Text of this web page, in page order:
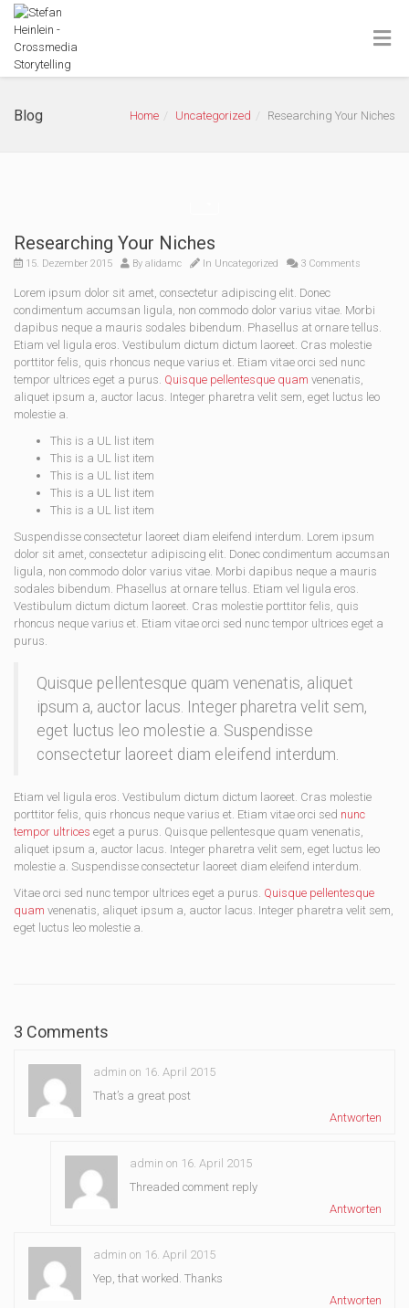
Blog Home Uncategorized Researching Your Niches
Researching Your Niches
15. Dezember 2015 By alidamc In Uncategorized 3 Comments
Lorem ipsum dolor sit amet, consectetur adipiscing elit. Donec
condimentum accumsan ligula, non commodo dolor varius vitae. Morbi
dapibus neque a mauris sodales bibendum. Phasellus at ornare tellus.
Etiam vel ligula eros. Vestibulum dictum dictum laoreet. Cras molestie
porttitor felis, quis rhoncus neque varius et. Etiam vitae orci sed nunc
tempor ultrices eget a purus. Quisque pellentesque quam venenatis,
aliquet ipsum a, auctor lacus. Integer pharetra velit sem, eget luctus leo
molestie a.
This is a UL list item
This is a UL list item
This is a UL list item
This is a UL list item
This is a UL list item
Suspendisse consectetur laoreet diam eleifend interdum. Lorem ipsum
dolor sit amet, consectetur adipiscing elit. Donec condimentum accumsan
ligula, non commodo dolor varius vitae. Morbi dapibus neque a mauris
sodales bibendum. Phasellus at ornare tellus. Etiam vel ligula eros.
Vestibulum dictum dictum laoreet. Cras molestie porttitor felis, quis
rhoncus neque varius et. Etiam vitae orci sed nunc tempor ultrices eget a
purus.
Quisque pellentesque quam venenatis, aliquet
ipsum a, auctor lacus. Integer pharetra velit sem,
eget luctus leo molestie a. Suspendisse
consectetur laoreet diam eleifend interdum.
Etiam vel ligula eros. Vestibulum dictum dictum laoreet. Cras molestie
porttitor felis, quis rhoncus neque varius et. Etiam vitae orci sed nunc
tempor ultrices eget a purus. Quisque pellentesque quam venenatis,
aliquet ipsum a, auctor lacus. Integer pharetra velit sem, eget luctus leo
molestie a. Suspendisse consectetur laoreet diam eleifend interdum.
Vitae orci sed nunc tempor ultrices eget a purus. Quisque pellentesque
quam venenatis, aliquet ipsum a, auctor lacus. Integer pharetra velit sem,
eget luctus leo molestie a.
3 Comments
admin on 16. April 2015
That’s a great post
Antworten
admin on 16. April 2015
Threaded comment reply
Antworten
admin on 16. April 2015
Yep, that worked. Thanks
Antworten